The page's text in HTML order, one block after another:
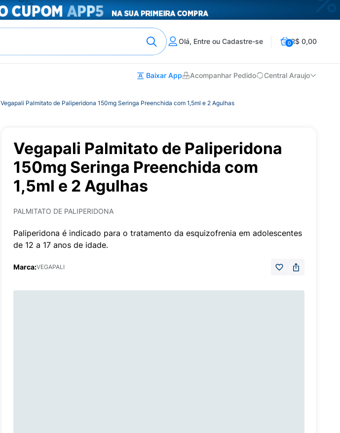
Olá, Entre ou Cadastre-se 0R$ 0,00
Baixar App Acompanhar Pedido Central Araujo
Vegapali Palmitato de Paliperidona 150mg Seringa Preenchida com 1,5ml e 2 Agulhas
Vegapali Palmitato de Paliperidona
150mg Seringa Preenchida com
1,5ml e 2 Agulhas
PALMITATO DE PALIPERIDONA
Paliperidona é indicado para o tratamento da esquizofrenia em adolescentes
de 12 a 17 anos de idade.
Marca:VEGAPALI